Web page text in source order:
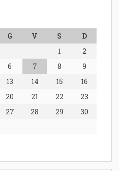
G V S
D
1
2
6 7 8
9
13 14 15
16
20 21 22
23
27 28 29
30